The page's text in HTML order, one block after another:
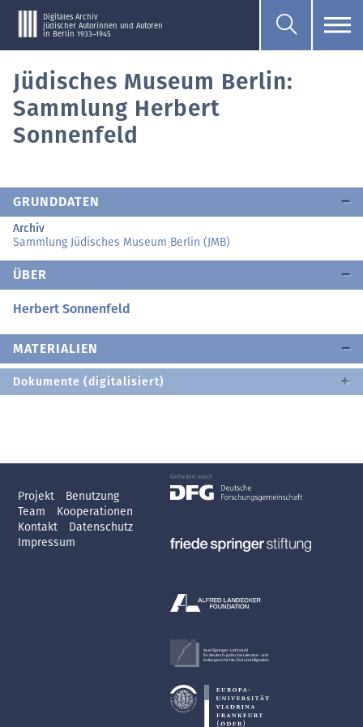
Digitales Archiv
jüdischer Autorinnen und Autoren
in Berlin 1933–1945
Jüdisches Museum Berlin:
Sammlung Herbert
Sonnenfeld
GRUNDDATEN
Archiv
Sammlung Jüdisches Museum Berlin (JMB)
ÜBER
Herbert Sonnenfeld
MATERIALIEN
Dokumente (digitalisiert)
Projekt
Benutzung
Team
Kooperationen
Kontakt
Datenschutz
Impressum
Axel Springer-Lehrstuhl
für deutsch-jüdische Literatur- und
Kulturgeschichte, Exil und Migration